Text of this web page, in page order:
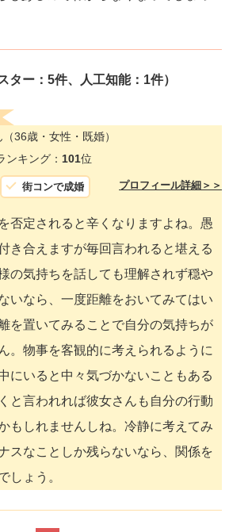
ター：5件、人工知能：1件）
（36歳・女性・既婚）
ンキング： 101位
街コンで成婚 プロフィール詳細＞＞
否定されると辛くなりますよね。愚
き合えますが毎回言われると堪える
の気持ちを話しても理解されず穏や
いなら、一度距離をおいてみてはい
を置いてみることで自分の気持ちが
。物事を客観的に考えられるように
にいると中々気づかないこともある
と言われれば彼女さんも自分の行動
もしれませんしね。冷静に考えてみ
スなことしか残らないなら、関係を
しょう。